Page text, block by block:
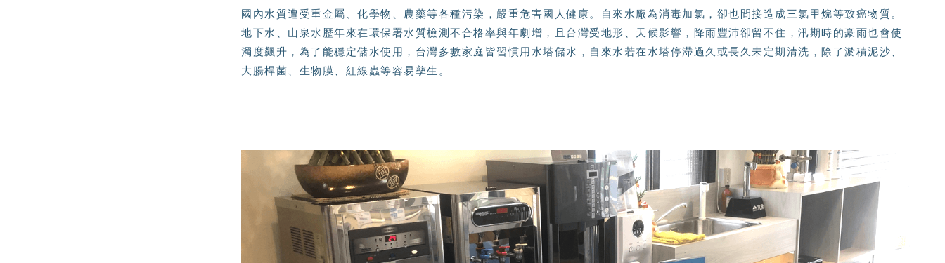
國內水質遭受重金屬、化學物、農藥等各種污染，嚴重危害國人健康。自來水廠為消毒加氯，卻也間接造成三氯甲烷等致癌物質。
地下水、山泉水歷年來在環保署水質檢測不合格率與年劇增，且台灣受地形、天候影響，降雨豐沛卻留不住，汛期時的豪雨也會使
濁度飆升，為了能穩定儲水使用，台灣多數家庭皆習慣用水塔儲水，自來水若在水塔停滯過久或長久未定期清洗，除了淤積泥沙、
大腸桿菌、生物膜、紅線蟲等容易孳生。